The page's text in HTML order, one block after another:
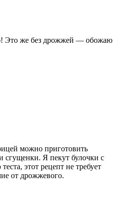
Это же без дрожжей — обожаю
можно приготовить
сгущенки. Я пекут булочки с
этот рецепт не требует
от дрожжевого.